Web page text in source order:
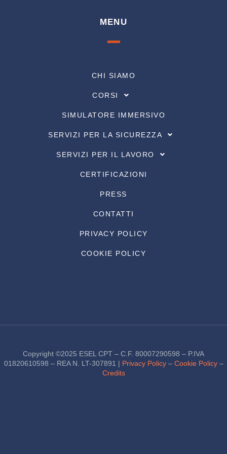
MENU
CHI SIAMO
CORSI
SIMULATORE IMMERSIVO
SERVIZI PER LA SICUREZZA
SERVIZI PER IL LAVORO
CERTIFICAZIONI
PRESS
CONTATTI
PRIVACY POLICY
COOKIE POLICY
Copyright ©2025 ESEL CPT – C.F. 80007290598 – P.IVA
01820610598 – REA N. LT-307891 | Privacy Policy– Cookie Policy–
Credits